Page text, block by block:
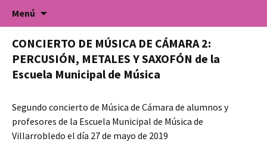
Universidad Popular
Universidad Popular de Villarrobledo. Cursos
de formación para todo tipo de colectivos.
Menú
CONCIERTO DE MÚSICA DE CÁMARA 2:
PERCUSIÓN, METALES Y SAXOFÓN de la
Escuela Municipal de Música
Segundo concierto de Música de Cámara de alumnos y
profesores de la Escuela Municipal de Música de
Villarrobledo el día 27 de mayo de 2019